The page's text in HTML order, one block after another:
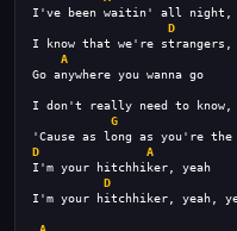
I've been waitin' all night,
D
I know that we're
A
Go anywhere you wanna go
I don't really need to know,
G
'Cause as long as you're
D
A
I'm your hitchhiker, yeah
D
I'm your hitchhiker, yeah,